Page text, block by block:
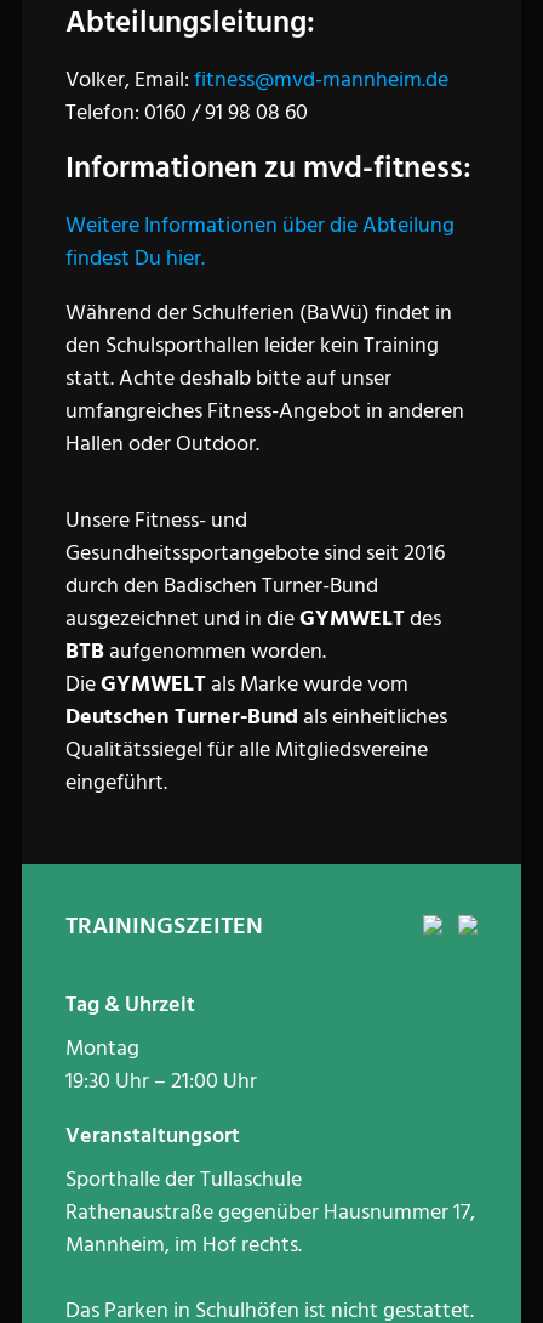
Abteilungsleitung:
Volker, Email: fitness@mvd-mannheim.de
Telefon: 0160 / 91 98 08 60
Informationen zu mvd-fitness:
Weitere Informationen über die Abteilung
findest Du hier.
Während der Schulferien (BaWü) findet in
den Schulsporthallen leider kein Training
statt. Achte deshalb bitte auf unser
umfangreiches Fitness-Angebot in anderen
Hallen oder Outdoor.
Unsere Fitness- und
Gesundheitssportangebote sind seit 2016
durch den Badischen Turner-Bund
ausgezeichnet und in dieGYMWELTdes
BTBaufgenommen worden.
DieGYMWELTals Marke wurde vom
Deutschen Turner-Bund als einheitliches
Qualitätssiegel für alle Mitgliedsvereine
eingeführt.
TRAININGSZEITEN
Tag & Uhrzeit
Montag
19:30 Uhr – 21:00 Uhr
Veranstaltungsort
Sporthalle der Tullaschule
Rathenaustraße gegenüber Hausnummer 17,
Mannheim, im Hof rechts.
Das Parken in Schulhöfen ist nicht gestattet.